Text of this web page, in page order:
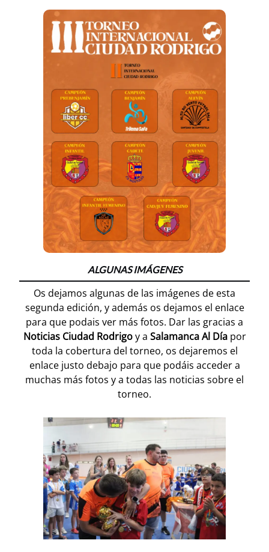
ALGUNAS IMÁGENES
Os dejamos algunas de las imágenes de esta
segunda edición, y además os dejamos el enlace
para que podais ver más fotos. Dar las gracias a
Noticias Ciudad Rodrigoy a Salamanca Al Díapor
toda la cobertura del torneo, os dejaremos el
enlace justo debajo para que podáis acceder a
muchas más fotos y a todas las noticias sobre el
torneo.